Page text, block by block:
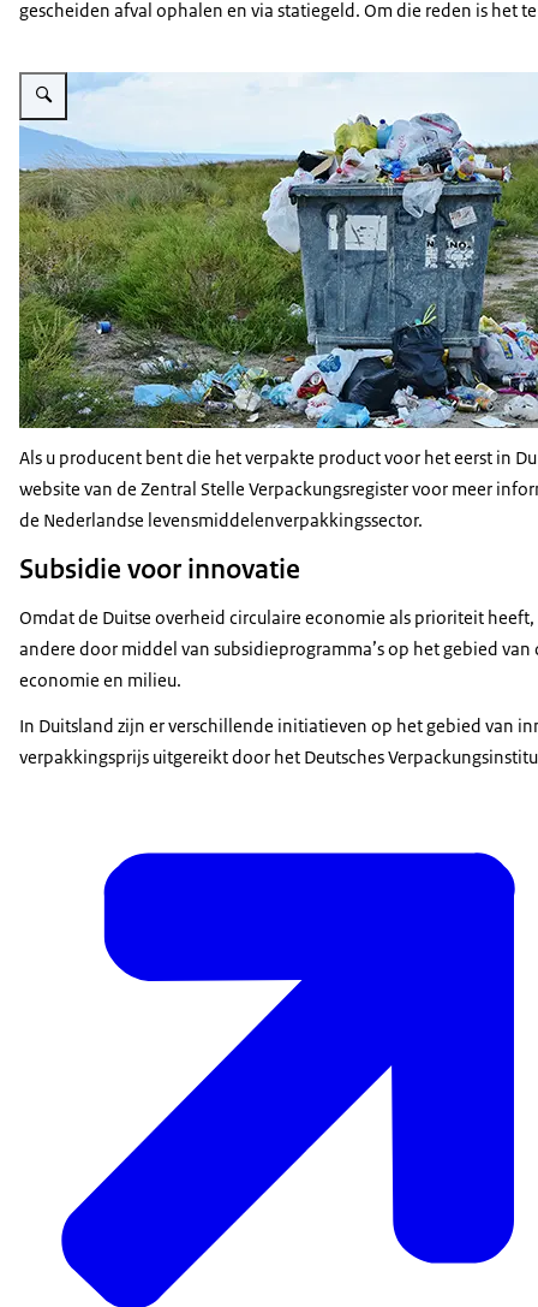
gescheiden afval ophalen en via statiegeld. Om die reden is het
Vergroot afbeelding Circulaire landbouw
Als u producent bent die het verpakte product voor het eerst in
website van de Zentral Stelle Verpackungsregister voor meer
de Nederlandse levensmiddelenverpakkingssector.
Subsidie voor innovatie
Omdat de Duitse overheid circulaire economie als prioriteit
andere door middel van subsidieprogramma’s op het gebied
economie en milieu.
In Duitsland zijn er verschillende initiatieven op het gebied van
verpakkingsprijs uitgereikt door het Deutsches